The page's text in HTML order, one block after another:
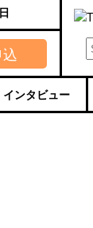
インタビュー